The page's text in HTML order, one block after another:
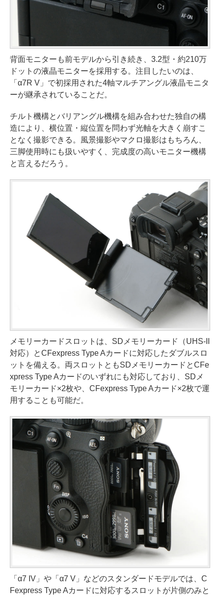
背面モニターも前モデルから引き続き、3.2型・約210万
ドットの液晶モニターを採用する。注目したいのは、
「α7R V」で初採用された4軸マルチアングル液晶モニタ
ーが継承されていることだ。
チルト機構とバリアングル機構を組み合わせた独自の構
造により、横位置・縦位置を問わず光軸を大きく崩すこ
となく撮影できる。風景撮影やマクロ撮影はもちろん、
三脚使用時にも扱いやすく、完成度の高いモニター機構
と言えるだろう。
メモリーカードスロットは、SDメモリーカード（UHS-II
対応）とCFexpress Type Aカードに対応したダブルスロ
ットを備える。両スロットともSDメモリーカードとCFe
xpress Type Aカードのいずれにも対応しており、SDメ
モリーカード×2枚や、CFexpress Type Aカード×2枚で運
用することも可能だ。
「α7 IV」や「α7 V」などのスタンダードモデルでは、C
Fexpress Type Aカードに対応するスロットが片側のみと